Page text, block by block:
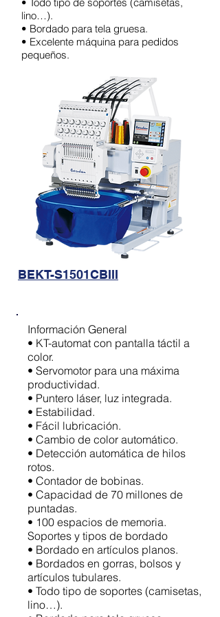
lino…).
• Bordado para tela gruesa.
• Excelente máquina para pedidos
pequeños.
Información General
• KT-automat con pantalla táctil a
color.
• Servomotor para una máxima
productividad.
• Puntero láser, luz integrada.
• Estabilidad.
• Fácil lubricación.
• Cambio de color automático.
• Detección automática de hilos
rotos.
• Contador de bobinas.
• Capacidad de 70 millones de
puntadas.
• 100 espacios de memoria.
Soportes y tipos de bordado
• Bordado en artículos planos.
• Bordados en gorras, bolsos y
artículos tubulares.
• Todo tipo de soportes (camisetas,
lino…).
BEKT-S1501CBIII